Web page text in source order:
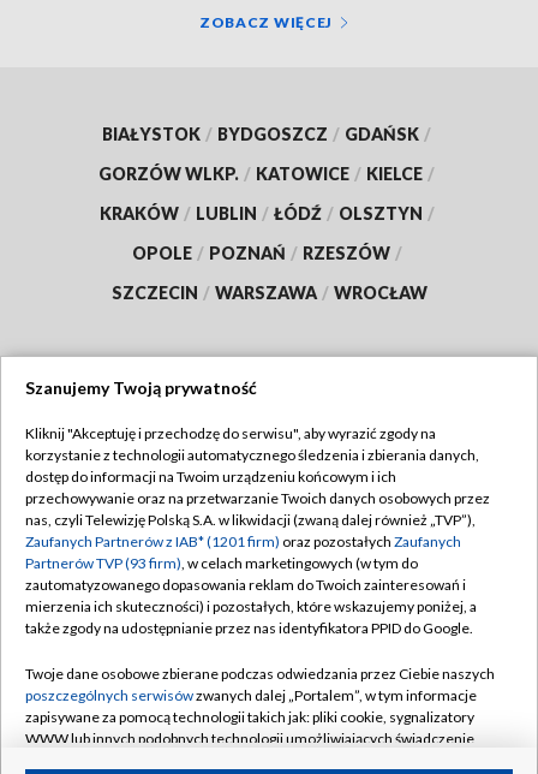
ZOBACZ WIĘCEJ
BIAŁYSTOK / BYDGOSZCZ / GDAŃSK /
GORZÓW WLKP. / KATOWICE / KIELCE /
KRAKÓW / LUBLIN / ŁÓDŹ / OLSZTYN /
OPOLE / POZNAŃ / RZESZÓW /
SZCZECIN / WARSZAWA / WROCŁAW
TVP
Abonament TVP
Emisja w TVP
Centrum informacji TVP
Naziemna Telewizja Cyfrowa
Rada Programowa
System NOS
Informacje o nadawcy
Regulamin TVP
Polityka prywatności
Moje zgody
Pomoc
Kontakt
Szanujemy Twoją prywatność
Kliknij "Akceptuję i przechodzę do serwisu", aby wyrazić zgody na
korzystanie z technologii automatycznego śledzenia i zbierania danych,
dostęp do informacji na Twoim urządzeniu końcowym i ich
przechowywanie oraz na przetwarzanie Twoich danych osobowych przez
nas, czyli Telewizję Polską S.A. w likwidacji (zwaną dalej również „TVP”),
Zaufanych Partnerów z IAB* (1201 firm) oraz pozostałych Zaufanych
Partnerów TVP (93 firm), w celach marketingowych (w tym do
zautomatyzowanego dopasowania reklam do Twoich zainteresowań i
mierzenia ich skuteczności) i pozostałych, które wskazujemy poniżej, a
także zgody na udostępnianie przez nas identyfikatora PPID do Google.
Twoje dane osobowe zbierane podczas odwiedzania przez Ciebie naszych
poszczególnych serwisówzwanych dalej „Portalem”, w tym informacje
zapisywane za pomocą technologii takich jak: pliki cookie, sygnalizatory
WWW lub innych podobnych technologii umożliwiających świadczenie